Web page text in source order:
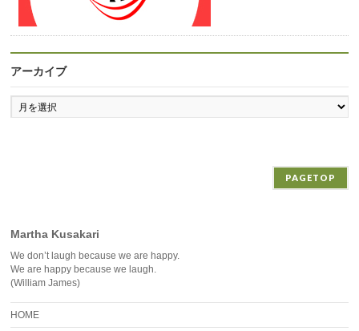
アーカイブ
ア
ー
カ
PAGETOP
Martha Kusakari
We don’t laugh because we are happy.
We are happy because we laugh.
(William James)
HOME